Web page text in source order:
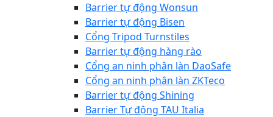
Barrier tự động Wonsun
Barrier tự động Bisen
Cổng Tripod Turnstiles
Barrier tự động hàng rào
Cổng an ninh phân làn DaoSafe
Cổng an ninh phân làn ZKTeco
Barrier tự động Shining
Barrier Tự động TAU Italia